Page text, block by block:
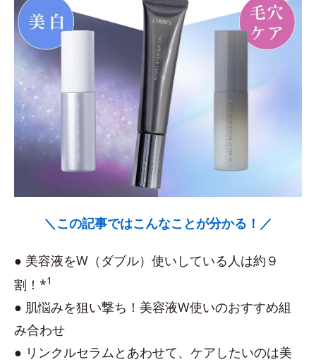
＼この記事ではこんなことが分かる！／
● 美容液をW（ダブル）使いしている人は約９
割！*1
● 肌悩みを狙い撃ち！美容液W使いのおすすめ組
み合わせ
● リンクルセラムとあわせて、ケアしたいのは美